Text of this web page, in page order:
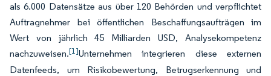
als 6.000 Datensätze aus über 120 Behörden und verpflichtet
Auftragnehmer bei öffentlichen Beschaffungsaufträgen im
Wert von jährlich 45 Milliarden USD, Analysekompetenz
nachzuweisen.[1]Unternehmen integrieren diese externen
Datenfeeds, um Risikobewertung, Betrugserkennung und